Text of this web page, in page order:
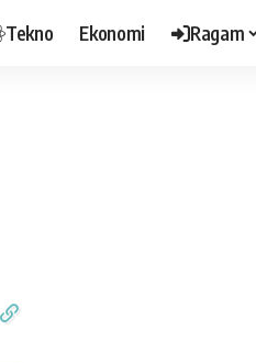
Tekno Ekonomi Ragam